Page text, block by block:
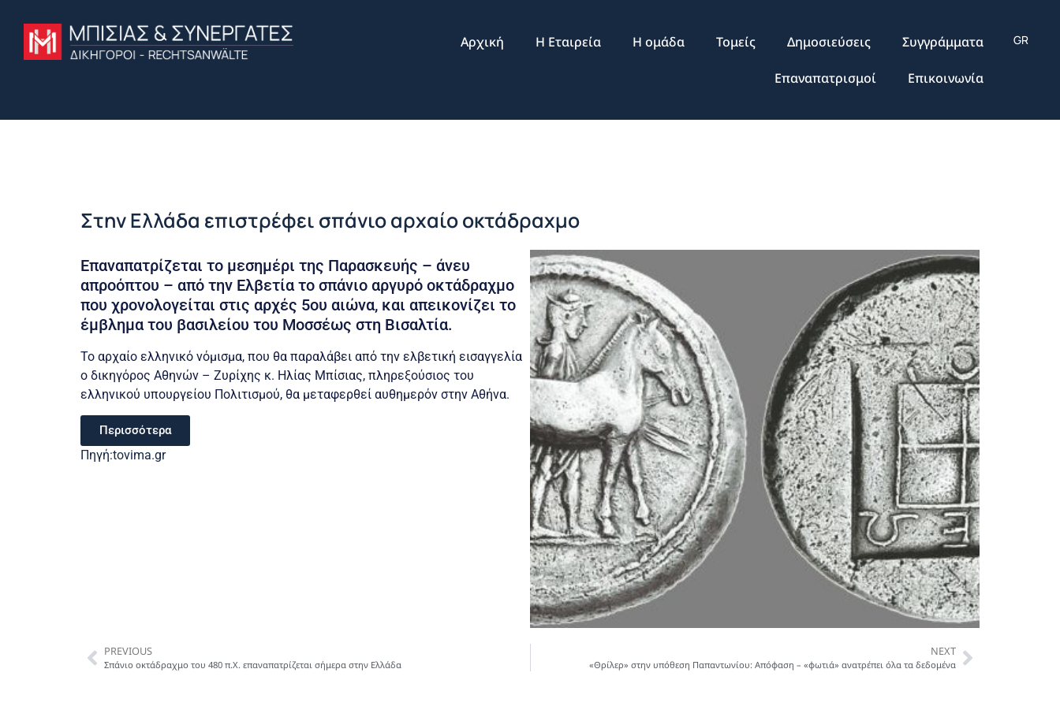
Αρχική H Εταιρεία Η ομάδα Τομείς Δημοσιεύσεις Συγγράμματα
Επαναπατρισμοί Επικοινωνία
Στην Ελλάδα επιστρέφει σπάνιο αρχαίο οκτάδραχμο
Επαναπατρίζεται το μεσημέρι της Παρασκευής – άνευ
απροόπτου – από την Ελβετία το σπάνιο αργυρό οκτάδραχμο
που χρονολογείται στις αρχές 5ου αιώνα, και απεικονίζει το
έμβλημα του βασιλείου του Μοσσέως στη Βισαλτία.
Το αρχαίο ελληνικό νόμισμα, που θα παραλάβει από την ελβετική εισαγγελία
ο δικηγόρος Αθηνών – Ζυρίχης κ. Ηλίας Μπίσιας, πληρεξούσιος του
ελληνικού υπουργείου Πολιτισμού, θα μεταφερθεί αυθημερόν στην Αθήνα.
Περισσότερα
Πηγή:tovima.gr
PREVIOUS
Σπάνιο οκτάδραχμο του 480 π.Χ. επαναπατρίζεται σήμερα στην Ελλάδα
NEXT
«Θρίλερ» στην υπόθεση Παπαντωνίου: Απόφαση – «φωτιά» ανατρέπει όλα τα δεδομένα